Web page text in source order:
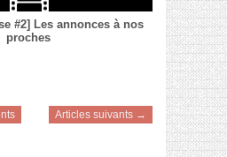
#2] Les annonces à nos
proches
Articles suivants →